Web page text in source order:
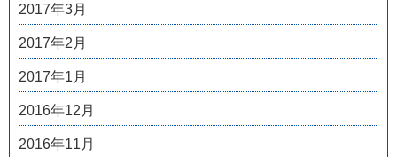
2017年3月
2017年2月
2017年1月
2016年12月
2016年11月